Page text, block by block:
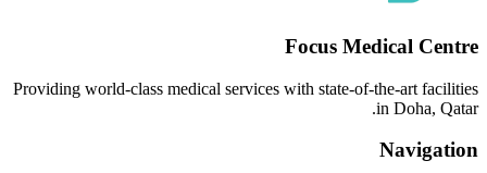
Focus Medical Centre
Providing world-class medical services with state-of-the-art facilities
in Doha, Qatar.
Navigation